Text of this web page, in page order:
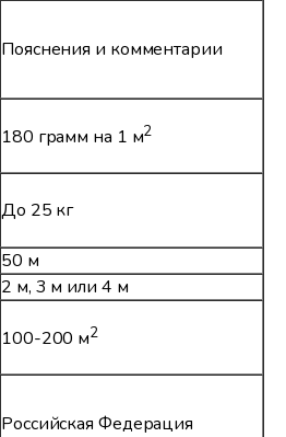
Пояснения и комментарии
180 грамм на 1 м2
До 25 кг
50 м
2 м, 3 м или 4 м
100-200 м2
Российская Федерация